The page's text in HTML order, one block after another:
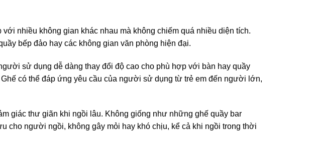
nhiều không gian khác nhau mà không chiếm quá nhiều diện tích.
bếp đảo hay các không gian văn phòng hiện đại.
sử dụng dễ dàng thay đổi độ cao cho phù hợp với bàn hay quầy
có thể đáp ứng yêu cầu của người sử dụng từ trẻ em đến người lớn,
giác thư giãn khi ngồi lâu. Không giống như những ghế quầy bar
cho người ngồi, không gây mỏi hay khó chịu, kể cả khi ngồi trong thời